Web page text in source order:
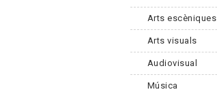
Arts escèniques
Arts visuals
Audiovisual
Música